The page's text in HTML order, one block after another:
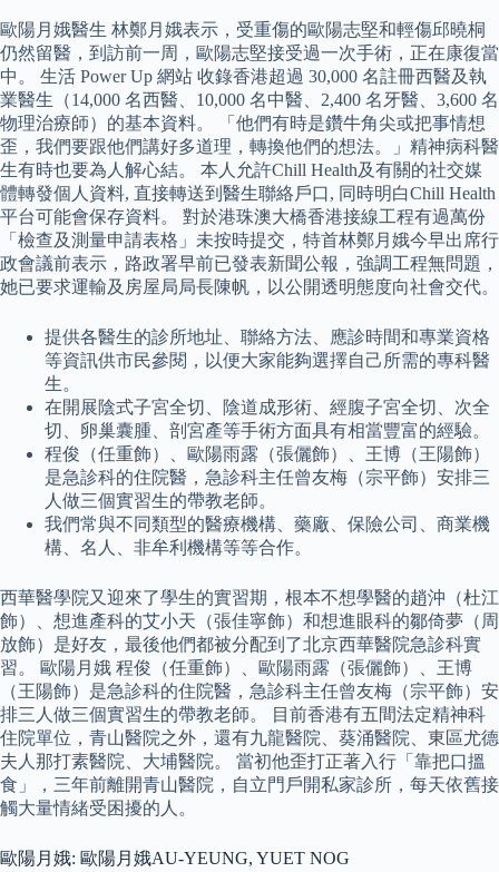
歐陽月娥醫生 林鄭月娥表示，受重傷的歐陽志堅和輕傷邱曉桐
仍然留醫，到訪前一周，歐陽志堅接受過一次手術，正在康復當
中。 生活 Power Up 網站 收錄香港超過 30,000 名註冊西醫及執
業醫生（14,000 名西醫、10,000 名中醫、2,400 名牙醫、3,600 名
物理治療師）的基本資料。 「他們有時是鑽牛角尖或把事情想
歪，我們要跟他們講好多道理，轉換他們的想法。」精神病科醫
生有時也要為人解心結。 本人允許Chill Health及有關的社交媒
體轉發個人資料, 直接轉送到醫生聯絡戶口, 同時明白Chill Health
平台可能會保存資料。 對於港珠澳大橋香港接線工程有過萬份
「檢查及測量申請表格」未按時提交，特首林鄭月娥今早出席行
政會議前表示，路政署早前已發表新聞公報，強調工程無問題，
她已要求運輸及房屋局局長陳帆，以公開透明態度向社會交代。
提供各醫生的診所地址、聯絡方法、應診時間和專業資格
等資訊供市民參閱，以便大家能夠選擇自己所需的專科醫
生。
在開展陰式子宮全切、陰道成形術、經腹子宮全切、次全
切、卵巢囊腫、剖宮產等手術方面具有相當豐富的經驗。
程俊（任重飾）、歐陽雨露（張儷飾）、王博（王陽飾）
是急診科的住院醫，急診科主任曾友梅（宗平飾）安排三
人做三個實習生的帶教老師。
我們常與不同類型的醫療機構、藥廠、保險公司、商業機
構、名人、非牟利機構等等合作。
西華醫學院又迎來了學生的實習期，根本不想學醫的趙沖（杜江
飾）、想進產科的艾小天（張佳寧飾）和想進眼科的鄒倚夢（周
放飾）是好友，最後他們都被分配到了北京西華醫院急診科實
習。 歐陽月娥 程俊（任重飾）、歐陽雨露（張儷飾）、王博
（王陽飾）是急診科的住院醫，急診科主任曾友梅（宗平飾）安
排三人做三個實習生的帶教老師。 目前香港有五間法定精神科
住院單位，青山醫院之外，還有九龍醫院、葵涌醫院、東區尤德
夫人那打素醫院、大埔醫院。 當初他歪打正著入行「靠把口搵
食」，三年前離開青山醫院，自立門戶開私家診所，每天依舊接
觸大量情緒受困擾的人。
歐陽月娥: 歐陽月娥AU-YEUNG, YUET NOG